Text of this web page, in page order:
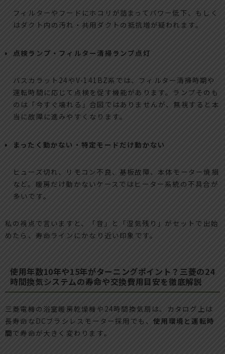
フィルターやフードにホコリが詰まってパワー低下、もしく
はダクト内の汚れ・共用ダクトの抵抗増が疑われます。
点検ランプ・フィルター清掃ランプ点灯
バスカラット24やV-141BZ系では、フィルター清掃時期や
運転時間に応じて点検を促す機能があります。ランプそのも
のは「今すぐ壊れる」合図ではありませんが、無視すると本
当に故障に進みやすくなります。
まったく動かない・特定モードだけ動かない
ヒューズ切れ、リモコン不良、基板故障、本体モーター焼損
など。暖房だけ動かないケースではヒーター系統の不具合が
多いです。
私の視点で言いますと、「音」と「湿気残り」がセットで出始
めたら、寿命ラインにかなり近い印象です。
使用年数10年や15年がターニングポイント？三菱の24
時間換気システムの寿命や交換費用目安を徹底解説
三菱電機の浴室暖房乾燥機や24時間換気扇は、カタログ上は
長寿命なDCブラシレスモーター採用でも、使用環境と運転時
間で寿命が大きく変わります。